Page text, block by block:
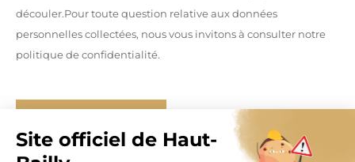
découler.Pour toute question relative aux données
personnelles collectées, nous vous invitons à consulter notre
politique de confidentialité.